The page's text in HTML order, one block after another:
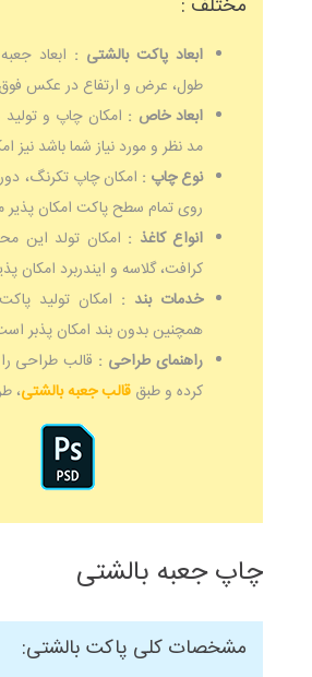
مختلف :
ابعاد پاکت بالشتی : ابعاد
طول، عرض و ارتفاع در عکس
ابعاد خاص : امکان چاپ و
مد نظر و مورد نیاز شما باشد نیز
نوع چاپ : امکان چاپ تکرنگ،
روی تمام سطح پاکت امکان پذیر
انواع کاغذ : امکان تولد این
کرافت، گلاسه و ایندربرد امکان
خدمات بند : امکان تولید
همچنین بدون بند امکان پذبر
راهنمای طراحی : قالب طراحی را
کرده و طبق قالب جعبه بالشتی،
چاپ جعبه بالشتی
مشخصات کلی پاکت بالشتی: